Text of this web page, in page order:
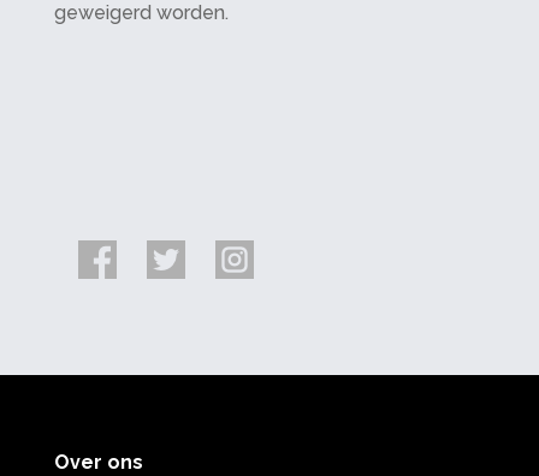
geweigerd worden.
Over ons